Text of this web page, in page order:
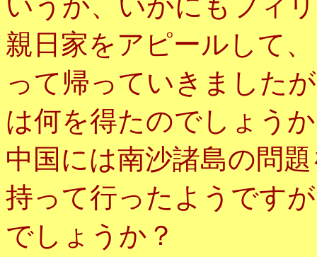
親日家をアピールして
って帰っていきました
は何を得たのでしょう
中国には南沙諸島の問
持って行ったようです
でしょうか？